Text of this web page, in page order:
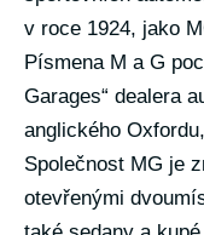
v roce 1924, jako
Písmena M a G
Garages“ dealera
anglického
Společnost MG je
otevřenými